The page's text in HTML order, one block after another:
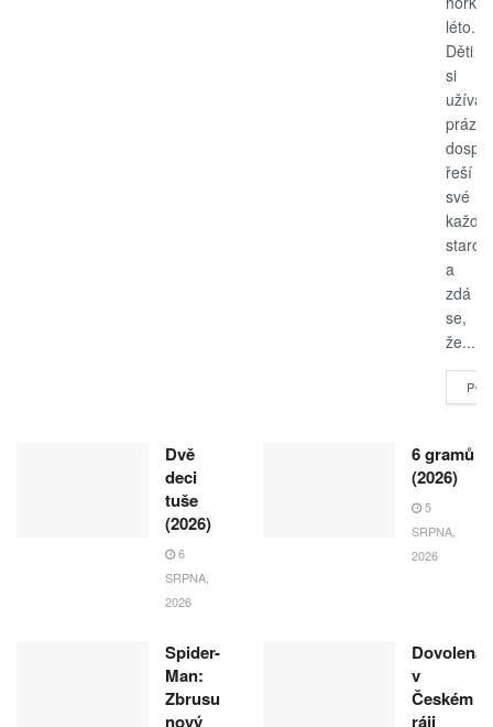
léto.
Děti
si
užívají
řeší
své
a
zdá
se,
že...
Dvě
deci
tuše
(2026)
6
SRPNA,
2026
6 gramů
(2026)
5
SRPNA,
2026
Spider-
Man:
Zbrusu
nový
Dovolená
v
Českém
ráji